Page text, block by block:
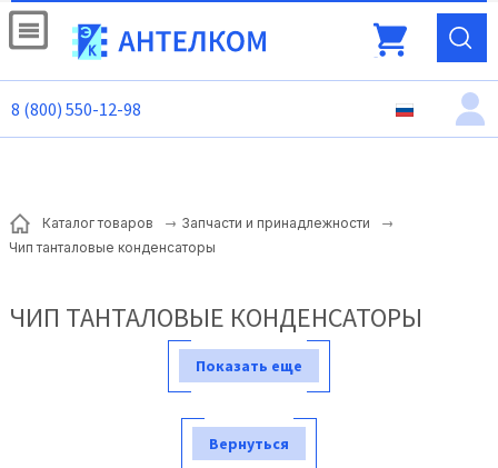
8 (800) 550-12-98
Каталог товаров
Запчасти и принадлежности
Чип танталовые конденсаторы
ЧИП ТАНТАЛОВЫЕ КОНДЕНСАТОРЫ
Показать еще
Вернуться